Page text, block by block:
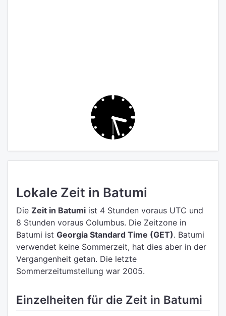
Lokale Zeit in Batumi
Die Zeit in Batumi ist 4 Stunden voraus UTC und
8 Stunden voraus Columbus. Die Zeitzone in
Batumi ist Georgia Standard Time (GET). Batumi
verwendet keine Sommerzeit, hat dies aber in der
Vergangenheit getan. Die letzte
Sommerzeitumstellung war 2005.
Einzelheiten für die Zeit in Batumi